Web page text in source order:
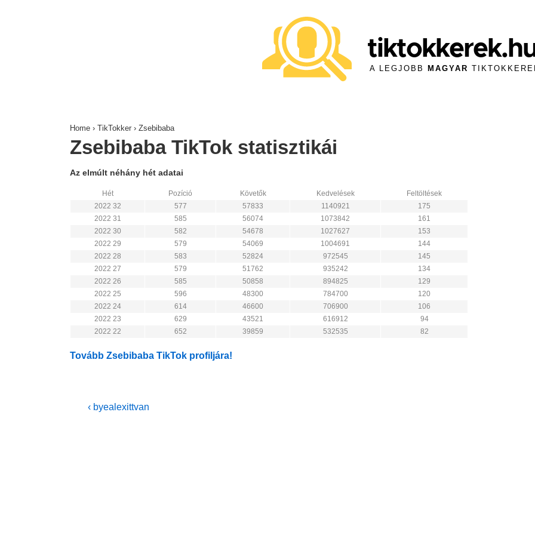
A LEGJOBB MAGYAR
Home › TikTokker › Zsebibaba
Zsebibaba TikTok statisztikái
Az elmúlt néhány hét adatai
Hét Pozíció Követők Kedvelések
Feltöltések
2022 32
577 57833 1140921
175
2022 31
585 56074 1073842
161
2022 30
582 54678 1027627
153
2022 29
579 54069 1004691
144
2022 28
583 52824 972545
145
2022 27
579 51762 935242
134
2022 26
585 50858 894825
129
2022 25
596 48300 784700
120
2022 24
614 46600 706900
106
2022 23
629 43521 616912
94
2022 22
652 39859 532535 82
Tovább Zsebibaba TikTok profiljára!
Bejegyzés
Previous
‹ byealexittvan